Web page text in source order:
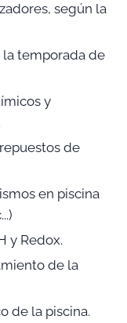
según la
la temporada de
y
de
en piscina
y Redox.
de la
de la piscina.